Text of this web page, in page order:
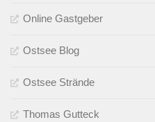
Online Gastgeber
Ostsee Blog
Ostsee Strände
Thomas Gutteck